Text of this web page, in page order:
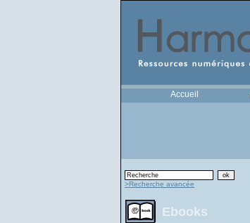
Accueil
>Recherche avancée
Ebooks